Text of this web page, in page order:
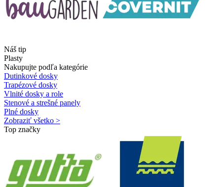
Náš tip
Plasty
Nakupujte podľa kategórie
Dutinkové dosky
Trapézové dosky
Vlnité dosky a role
Stenové a strešné panely
Plné dosky
Zobraziť všetko >
Top značky